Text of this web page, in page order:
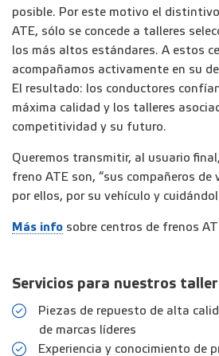
posible. Por este motivo el distintivo
ATE, sólo se concede a talleres
los más altos estándares. A estos
acompañamos activamente en su
El resultado: los conductores
máxima calidad y los talleres
competitividad y su futuro.
Queremos transmitir, al usuario
freno ATE son, “sus compañeros de
por ellos, por su vehículo y
Más info sobre centros de frenos
Servicios para nuestros
Piezas de repuesto de alta
de marcas líderes
Experiencia y conocimiento de